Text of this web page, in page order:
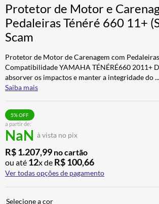
Protetor de Motor e
Pedaleiras Ténéré 660 11+
Scam
Protetor de Motor de Carenagem com
Compatibilidade YAMAHA TÉNÉRÉ660 2011+
absorver os impactos e manter a integridade do...
Saiba mais
a partir de:
NaN à vista no pix
5% OFF
R$1.207,99 no cartão
ou até 12x de R$100,66
Ver todas opções de pagamento
5º LUVA
6º
7º ALPINESTAR
8º CALÇA
9º BOTAS
10º